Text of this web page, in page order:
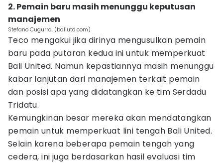
2. Pemain baru masih menunggu keputusan
manajemen
Stefano Cugurra. (baliutd.com)
Teco mengakui jika dirinya mengusulkan pemain
baru pada putaran kedua ini untuk memperkuat
Bali United. Namun kepastiannya masih menunggu
kabar lanjutan dari manajemen terkait pemain
dan posisi apa yang didatangkan ke tim Serdadu
Tridatu.
Kemungkinan besar mereka akan mendatangkan
pemain untuk memperkuat lini tengah Bali United.
Selain karena beberapa pemain tengah yang
cedera, ini juga berdasarkan hasil evaluasi tim